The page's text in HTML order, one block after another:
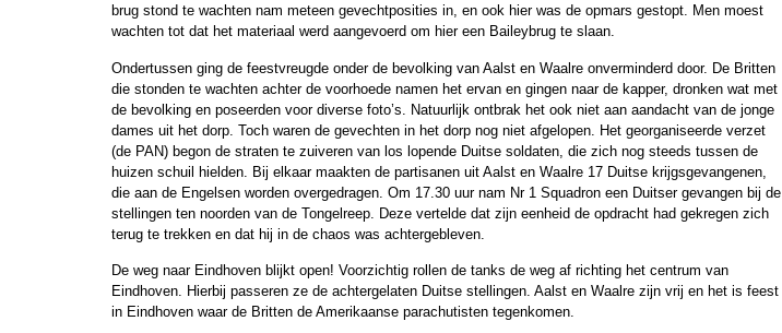
brug stond te wachten nam meteen gevechtposities in, en ook hier was de opmars gestopt. Men moest
wachten tot dat het materiaal werd aangevoerd om hier een Baileybrug te slaan.
Ondertussen ging de feestvreugde onder de bevolking van Aalst en Waalre onverminderd door. De Britten
die stonden te wachten achter de voorhoede namen het ervan en gingen naar de kapper, dronken wat met
de bevolking en poseerden voor diverse foto’s. Natuurlijk ontbrak het ook niet aan aandacht van de jonge
dames uit het dorp. Toch waren de gevechten in het dorp nog niet afgelopen. Het georganiseerde verzet
(de PAN) begon de straten te zuiveren van los lopende Duitse soldaten, die zich nog steeds tussen de
huizen schuil hielden. Bij elkaar maakten de partisanen uit Aalst en Waalre 17 Duitse krijgsgevangenen,
die aan de Engelsen worden overgedragen. Om 17.30 uur nam Nr 1 Squadron een Duitser gevangen bij de
stellingen ten noorden van de Tongelreep. Deze vertelde dat zijn eenheid de opdracht had gekregen zich
terug te trekken en dat hij in de chaos was achtergebleven.
De weg naar Eindhoven blijkt open! Voorzichtig rollen de tanks de weg af richting het centrum van
Eindhoven. Hierbij passeren ze de achtergelaten Duitse stellingen. Aalst en Waalre zijn vrij en het is feest
in Eindhoven waar de Britten de Amerikaanse parachutisten tegenkomen.